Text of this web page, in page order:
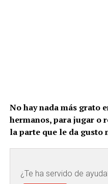
No hay nada más grato
hermanos, para jugar o
la parte que le da gusto
¿Te ha servido de